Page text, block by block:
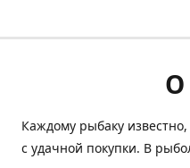
О
Каждому рыбаку
с удачной покупки. В